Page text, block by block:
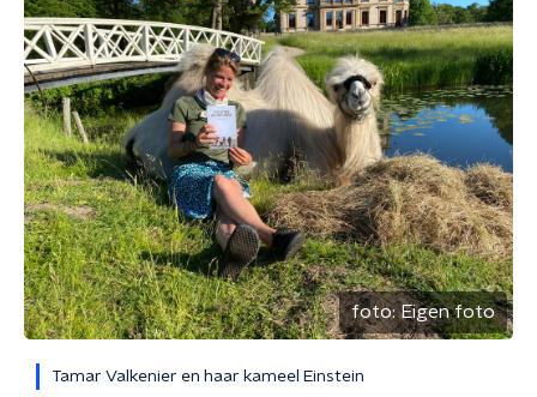
foto:Eigen foto
Tamar Valkenier en haar kameel Einstein